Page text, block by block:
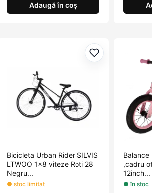
Adaugă în coș
Adaugă la
Bicicleta Urban Rider SILVIS
LTWOO 1x8 viteze Roti 28
Negru...
● stoc limitat
Balance
,cadru
12inch...
● în stoc